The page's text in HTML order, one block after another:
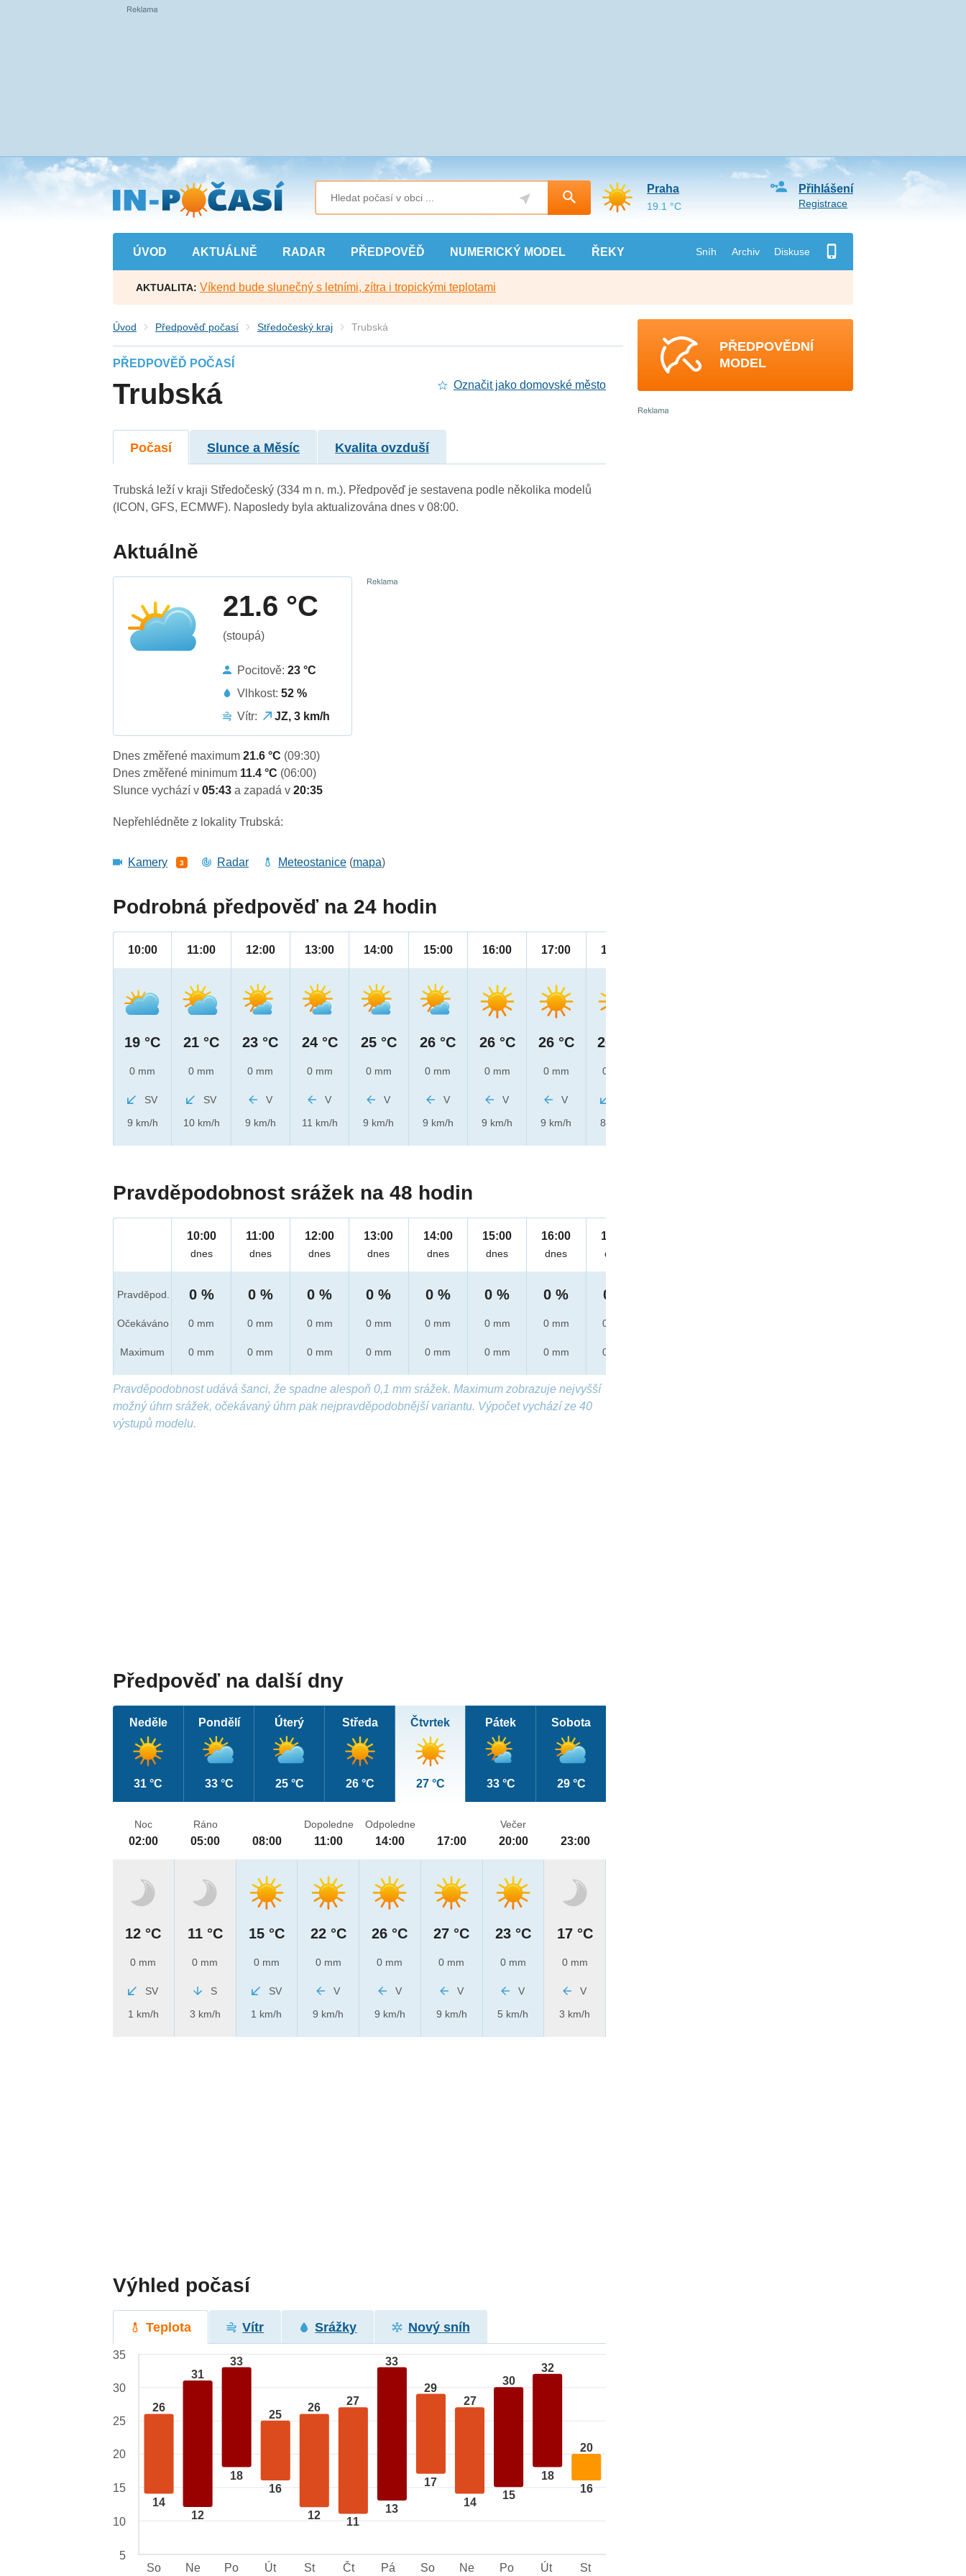
Přejít
na
hlavní
obsah
ÚVOD AKTUÁLNĚ RADAR PŘEDPOVĚĎ NUMERICKÝ MODEL ŘEKY Sníh Archiv Diskuse
Přihlášení
Registrace
Praha
19.1 °C
AKTUALITA: Víkend bude slunečný s letními, zítra i tropickými teplotami
Úvod Předpověď počasí Středočeský kraj Trubská
PŘEDPOVĚĎ POČASÍ
Trubská Označit jako domovské město
Počasí Slunce a Měsíc Kvalita ovzduší
Trubská leží v kraji Středočeský (334 m n. m.). Předpověď je sestavena podle několika modelů
(ICON, GFS, ECMWF). Naposledy byla aktualizována dnes v 08:00.
Aktuálně
21.6 °C
(stoupá)
Pocitově:23 °C
Vlhkost:52 %
Vítr:
JZ, 3 km/h
Dnes změřené maximum21.6 °C (09:30)
Dnes změřené minimum 11.4 °C (06:00)
Slunce vychází v05:43a zapadá v20:35
Nepřehlédněte z lokality Trubská:
Kamery 3 Radar Meteostanice (mapa)
Podrobná předpověď na 24 hodin
10:00
19 °C
0 mm
SV
9 km/h
11:00
21 °C
0 mm
SV
10 km/h
12:00
23 °C
0 mm
V
9 km/h
13:00
24 °C
0 mm
V
11 km/h
14:00
25 °C
0 mm
V
9 km/h
15:00
26 °C
0 mm
V
9 km/h
16:00
26 °C
0 mm
V
9 km/h
17:00
26 °C
0 mm
V
9 km/h
18:00
26 °C
0 mm
8 km/h
Pravděpodobnost srážek na 48 hodin
Pravděpod.
Očekáváno
Maximum
10:00
dnes
0 %
0 mm
0 mm
11:00
dnes
0 %
0 mm
0 mm
12:00
dnes
0 %
0 mm
0 mm
13:00
dnes
0 %
0 mm
0 mm
14:00
dnes
0 %
0 mm
0 mm
15:00
dnes
0 %
0 mm
0 mm
16:00
dnes
0 %
0 mm
0 mm
17:00
dnes
0 %
0 mm
0 mm
Pravděpodobnost udává šanci, že spadne alespoň 0,1 mm srážek. Maximum zobrazuje nejvyšší
možný úhrn srážek, očekávaný úhrn pak nejpravděpodobnější variantu. Výpočet vychází ze 40
výstupů modelu.
Předpověď na další dny
Neděle
31 °C
Pondělí
33 °C
Úterý
25 °C
Středa
26 °C
Čtvrtek
27 °C
Pátek
33 °C
Sobota
29 °C
Noc
02:00
12 °C
0 mm
SV
1 km/h
Ráno
05:00
11 °C
0 mm
S
3 km/h
08:00
15 °C
0 mm
SV
1 km/h
Dopoledne
11:00
22 °C
0 mm
V
9 km/h
Odpoledne
14:00
26 °C
0 mm
V
9 km/h
17:00
27 °C
0 mm
V
9 km/h
Večer
20:00
23 °C
0 mm
V
5 km/h
23:00
17 °C
0 mm
V
3 km/h
Výhled počasí
Teplota Vítr Srážky Nový sníh
26
14
31
12
33
18
25
16
26
12
27
11
33
13
29
17
27
14
30
15
32
18
20
16
35
30
25
20
15
10
5
So
Ne Po Út St Čt Pá So Ne Po Út St
PŘEDPOVĚDNÍ
MODEL